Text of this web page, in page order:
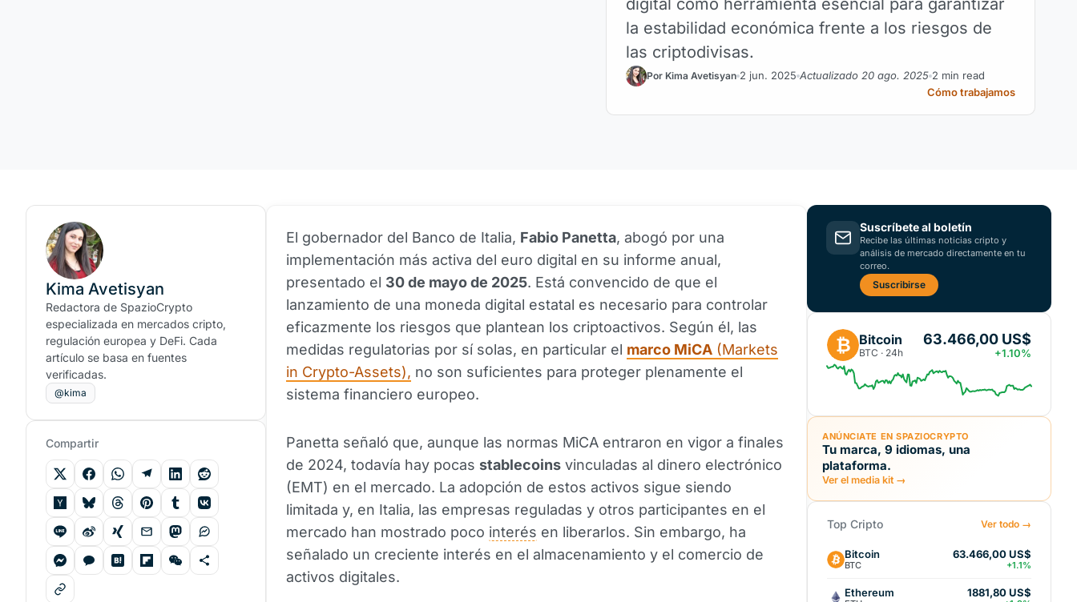
la estabilidad económica frente a los riesgos de
las criptodivisas.
Por Kima Avetisyan 2 jun. 2025 Actualizado 20 ago. 2025 2 min read
Cómo trabajamos
El gobernador del Banco de Italia, Fabio Panetta, abogó por una
implementación más activa del euro digital en su informe anual,
presentado el 30 de mayo de 2025. Está convencido de que el
lanzamiento de una moneda digital estatal es necesario para controlar
eficazmente los riesgos que plantean los criptoactivos. Según él, las
medidas regulatorias por sí solas, en particular el marco MiCA (Markets
in Crypto-Assets), no son suficientes para proteger plenamente el
sistema financiero europeo.
Panetta señaló que, aunque las normas MiCA entraron en vigor a finales
de 2024, todavía hay pocas stablecoins vinculadas al dinero electrónico
(EMT) en el mercado. La adopción de estos activos sigue siendo
limitada y, en Italia, las empresas reguladas y otros participantes en el
mercado han mostrado poco interés en liberarlos. Sin embargo, ha
señalado un creciente interés en el almacenamiento y el comercio de
activos digitales.
Kima Avetisyan
Redactora de SpazioCrypto
especializada en mercados cripto,
regulación europea y DeFi. Cada
artículo se basa en fuentes
verificadas.
@kima
Compartir
Suscríbete al boletín
Recibe las últimas noticias cripto y
análisis de mercado directamente en tu
correo.
Suscribirse
₿ Bitcoin
BTC · 24h
63.466,00 US$
+1.10%
ANÚNCIATE EN SPAZIOCRYPTO
Tu marca, 9 idiomas, una
plataforma.
Ver el media kit →
Top Cripto Ver todo →
Bitcoin
BTC
63.466,00 US$
+1.1%
Ethereum 1881,80 US$